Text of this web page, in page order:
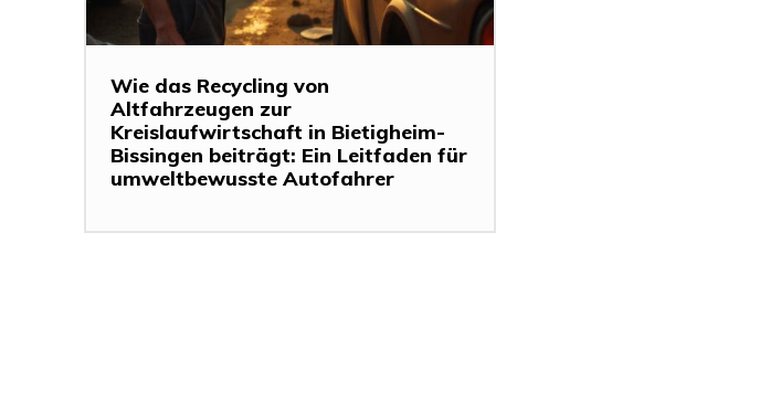
Wie das Recycling von
Altfahrzeugen zur
Kreislaufwirtschaft in Bietigheim-
Bissingen beiträgt: Ein Leitfaden für
umweltbewusste Autofahrer